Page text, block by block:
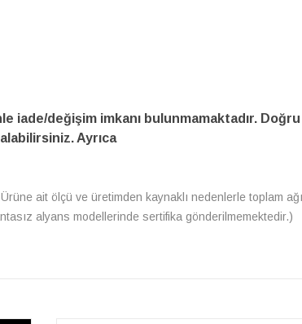
iade/değişim imkanı bulunmamaktadır.
Ayrıca
ait ölçü ve üretimden kaynaklı nedenlerle toplam
alyans modellerinde sertifika gönderilmemektedir.)